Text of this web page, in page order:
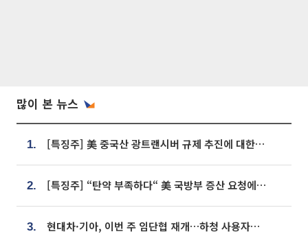
많이 본 뉴스
1. [특징주] 美 중국산 광트랜시버 규제 추진에 대한광통신 등 광통신株 강세
2. [특징주] “탄약 부족하다“ 美 국방부 증산 요청에⋯국내 방산주 급등세
3. 현대차·기아, 이번 주 임단협 재개…하청 사용자성 재심도 ‘변수’